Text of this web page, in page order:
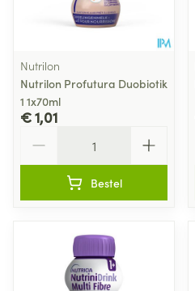
Nutrilon
Nutrilon Profutura Duobiotik
1 1x70ml
€ 1,01
Bestel